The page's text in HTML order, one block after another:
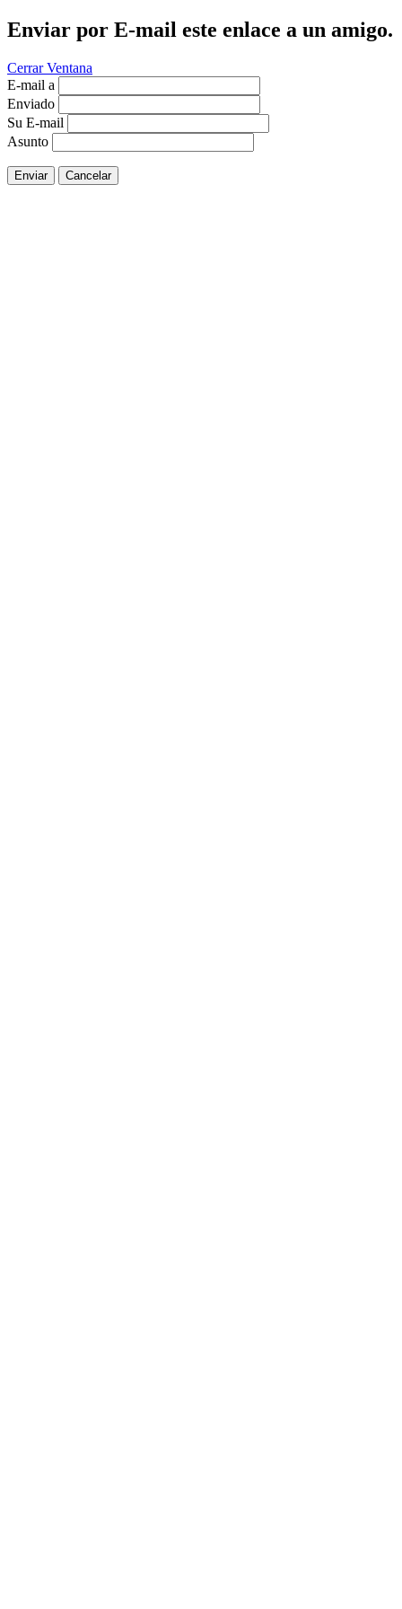
Enviar por E-mail este enlace a un amigo.
Cerrar Ventana
E-mail a
Enviado
Su E-mail
Asunto
Enviar Cancelar